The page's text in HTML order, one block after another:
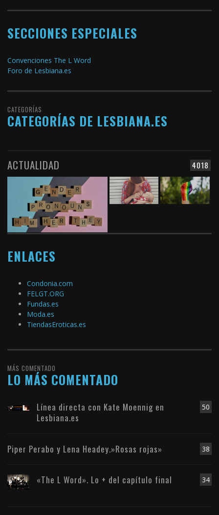
SECCIONES ESPECIALES
Convenciones The L Word
Foro de Lesbiana.es
CATEGORÍAS
CATEGORÍAS DE LESBIANA.ES
4018
ACTUALIDAD
ENLACES
Condonia.com
FELGT.ORG
Fundas.es
Moda.es
TiendasEroticas.es
MÁS COMENTADO
LO MÁS COMENTADO
50
Línea directa con Kate Moennig en
Lesbiana.es
38
Piper Perabo y Lena Headey.»Rosas rojas»
34
«The L Word». Lo + del capítulo final